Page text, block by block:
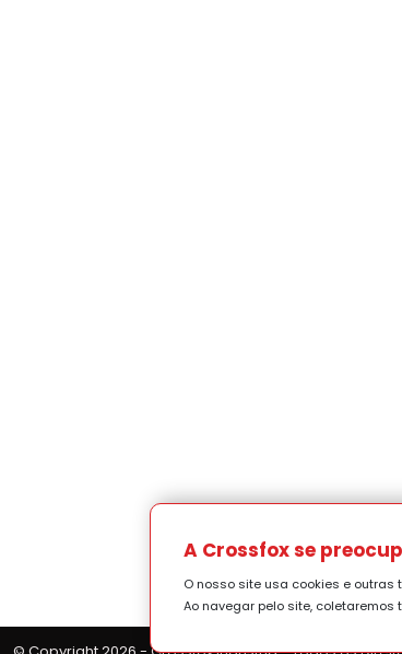
A Crossfox se
O nosso site usa cookies e
Ao navegar pelo site,